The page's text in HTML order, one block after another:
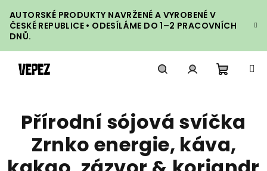
na
obsah
AUTORSKÉ PRODUKTY NAVRŽENÉ A VYROBENÉ V
ČESKÉ REPUBLICE • ODESÍLÁME DO 1–2 PRACOVNÍCH
DNŮ.
košík
Přírodní sójová svíčka
Zrnko energie, káva,